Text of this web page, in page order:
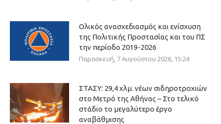
Ολικός ανασχεδιασμός και ενίσχυση
της Πολιτικής Προστασίας και του ΠΣ
την περίοδο 2019-2026
Παρασκευή, 7 Αυγούστου 2026, 15:24
ΣΤΑΣΥ: 29,4 χλμ. νέων σιδηροτροχιών
στο Μετρό της Αθήνας – Στο τελικό
στάδιο το μεγαλύτερο έργο
αναβάθμισης